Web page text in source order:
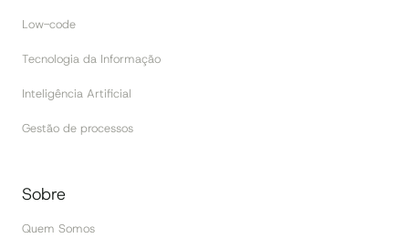
Low-code
Tecnologia da Informação
Inteligência Artificial
Gestão de processos
Sobre
Quem Somos